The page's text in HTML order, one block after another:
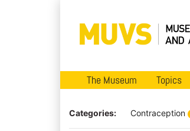
The Museum Topics
Categories: Contraception